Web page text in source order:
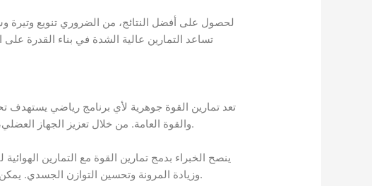
لحصول على أفضل النتائج، من الضروري تنويع وتيرة
تساعد التمارين عالية الشدة في بناء القدرة
تعد تمارين القوة جوهرية لأي برنامج رياضي يستهدف
والقوة العامة. من خلال تعزيز الجهاز العضلي، يصبح الجسم أكثر قدرة على مواجهة التحديات البدنية المختلفة، سواء كانت تلك التحديات رياضية أو يومية.
ينصح الخبراء بدمج تمارين القوة مع التمارين
وزيادة المرونة وتحسين التوازن الجسدي. يمكن لكل رياضي تصميم برنامج تمارين خاص يتوافق مع أهدافهم وقدراتهم، مع مراعاة التقدم تدريجياً في شدتها.